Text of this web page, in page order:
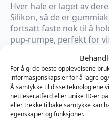
For å gi de beste opplevelsene
informasjonskapsler for å lagre
Å samtykke til disse teknologiene
nettleseratferd eller unike ID-er
eller trekke tilbake samtykke kan
egenskaper og funksjoner.
Hver hale er laget av
Silikon, så de er
fortsatt faste nok til å
pup-rumpe, perfekt for
Den ergonomiske,
for komfort og for å
din, slik at du slipper å
halen på plass igjen med
syn)…